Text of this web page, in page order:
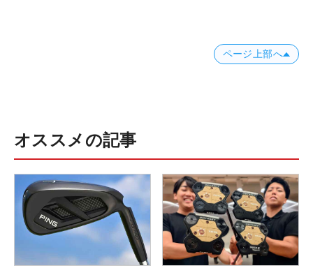
ページ上部へ
オススメの記事